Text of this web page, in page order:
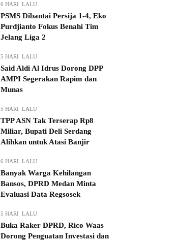
6 HARI LALU
PSMS Dibantai Persija 1-4, Eko
Purdjianto Fokus Benahi Tim
Jelang Liga 2
5 HARI LALU
Said Aldi Al Idrus Dorong DPP
AMPI Segerakan Rapim dan
Munas
5 HARI LALU
TPP ASN Tak Terserap Rp8
Miliar, Bupati Deli Serdang
Alihkan untuk Atasi Banjir
6 HARI LALU
Banyak Warga Kehilangan
Bansos, DPRD Medan Minta
Evaluasi Data Regsosek
5 HARI LALU
Buka Raker DPRD, Rico Waas
Dorong Penguatan Investasi dan